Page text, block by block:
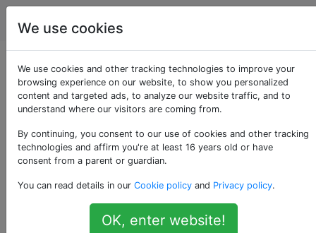
Apple
Qual è la differenza
tra iTunes Match e
Apple Music?
18
Attualmente pago iTunes Match, che mi rende
lo streaming gratuito di pubblicità e una
libreria iTunes unificata e supportata dal
We use cookies
We use cookies and other tracking technologies to improve your
browsing experience on our website, to show you personalized
content and targeted ads, to analyze our website traffic, and to
understand where our visitors are coming from.
By continuing, you consent to our use of cookies and other tracking
technologies and affirm you're at least 16 years old or have
consent from a parent or guardian.
You can read details in our Cookie policy and Privacy policy.
OK, enter website!